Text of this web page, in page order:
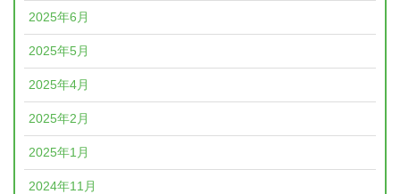
2025年6月
2025年5月
2025年4月
2025年2月
2025年1月
2024年11月